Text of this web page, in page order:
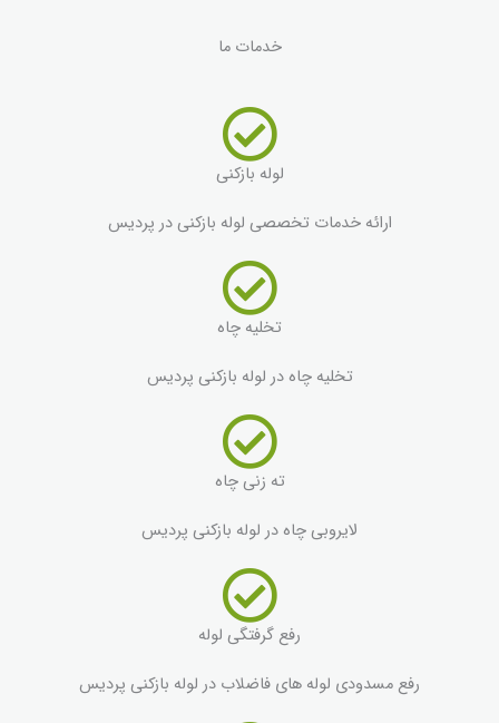
خدمات ما
لوله بازکنی
ارائه خدمات تخصصی لوله بازکنی در پردیس
تخلیه چاه
تخلیه چاه در لوله بازکنی پردیس
ته زنی چاه
لایروبی چاه در لوله بازکنی پردیس
رفع گرفتگی لوله
رفع مسدودی لوله های فاضلاب در لوله بازکنی پردیس